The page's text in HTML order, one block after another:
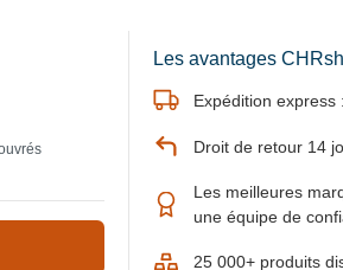
Les avantages
Expédition
Droit de retour 14
Les meilleures
une équipe de
25 000+ produits